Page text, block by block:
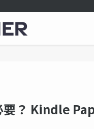
要？ Kindle